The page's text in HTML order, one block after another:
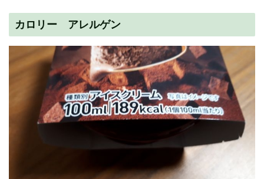
カロリー アレルゲン